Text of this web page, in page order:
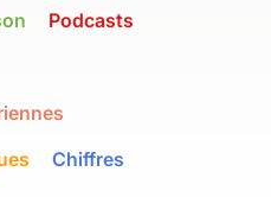
Podcasts
Chiffres